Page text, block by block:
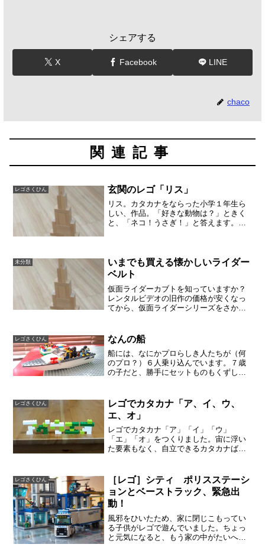
シェアする
X Facebook LINE
chaco
関連記事
レゴさくひん 玄関のレゴ「リス」
リス。カタカナをならった小学１年生ら
しい、作品。「好きな動物は？」ときく
と、「ネコ！うさぎ！」と答えます。か
未分類
いまでも買える懐かしいライダー
ベルト
仮面ライダーカブトを知っていますか？
レンタルビデオの旧作の価格が安くなっ
てから、仮面ライダーシリーズをさかの
仮面ライダーのベルトは、シーズンが終
わると店頭からいなくなり...
レゴさくひん なんの船
船には、なにかプロらしき人たちが（何
のプロ？）６人乗り込んでいます。７歳
の子だと、勝手にセットものもくずし、
ようなものも、サクサク作ります。レゴ
が好きな子になるといいな...
レゴさくひん
レゴでカタカナ「ア、イ、ウ、
エ、オ」
レゴでカタカナ「ア」「イ」「ウ」
「エ」「オ」をつくりました。宙に浮い
た要素もなく、自立できるカタカナばか
レゴさくひん
［レゴ］シティ ポリスステーシ
ョンとベーストラック、緊急出
動！
風邪をひいたため、家に閉じこもってい
る子供がレゴで遊んでいました。ちょっ
と元気になると、もう家の中がたいへん